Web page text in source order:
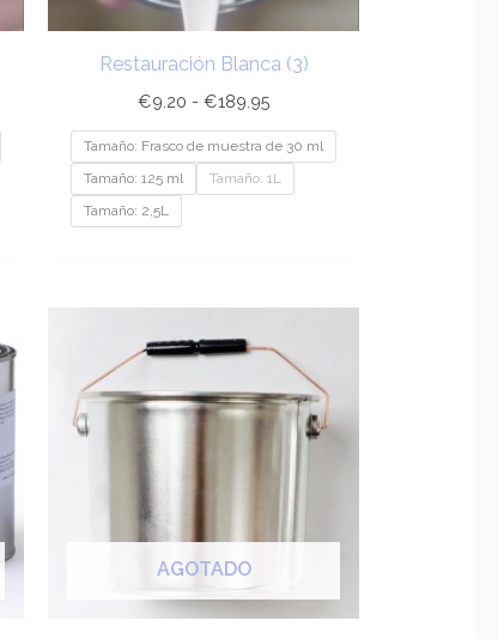
Restauración Blanca (3)
€9.20 - €189.95
Tamaño: Frasco de muestra de 30 ml
Tamaño: 125 ml
Tamaño: 1L
Tamaño: 2,5L
AGOTADO
precios:
desde
€6.00
hasta
€14.75